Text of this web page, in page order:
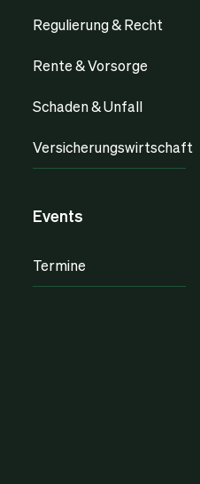
Regulierung & Recht
Rente & Vorsorge
Schaden & Unfall
Versicherungswirtschaft
Events
Termine